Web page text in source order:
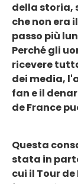
della storia,
che non era
passo più
Perché gli
ricevere
dei media,
fan e il
de France
Questa
stata in
cui il Tour de